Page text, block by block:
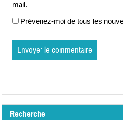
mail.
Prévenez-moi de tous les
Recherche